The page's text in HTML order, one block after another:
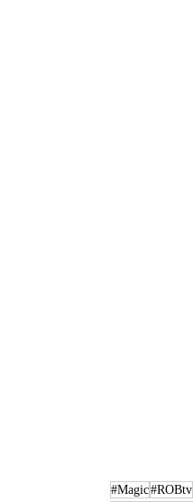
#Magic#ROBtv